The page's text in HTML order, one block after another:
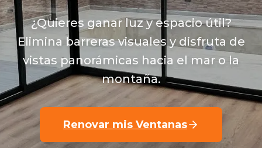
¿Quieres ganar luz y espacio útil?
Elimina barreras visuales y disfruta de
vistas panorámicas hacia el mar o la
montaña.
Renovar mis Ventanas